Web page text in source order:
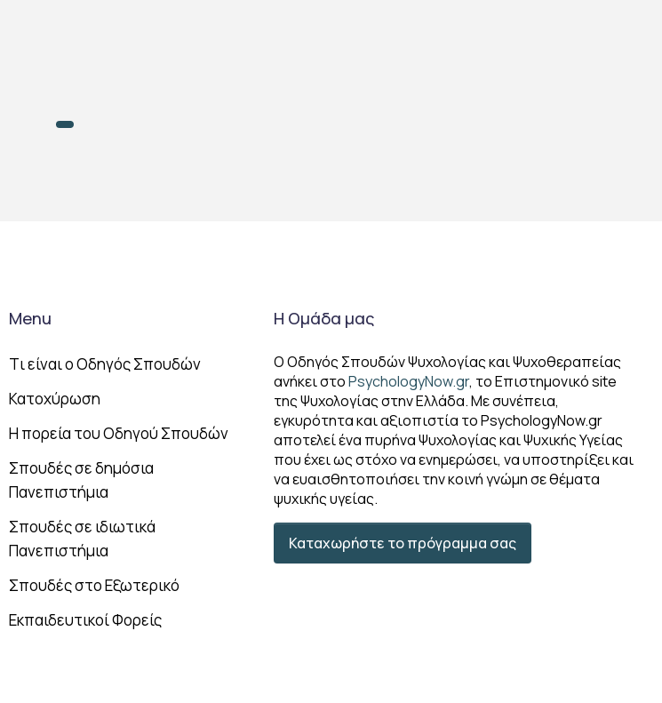
Menu
Tι είναι ο Οδηγός Σπουδών
Κατοχύρωση
Η πορεία του Οδηγού Σπουδών
Σπουδές σε δημόσια
Πανεπιστήμια
Σπουδές σε ιδιωτικά
Πανεπιστήμια
Σπουδές στο Εξωτερικό
Εκπαιδευτικοί Φορείς
Η Ομάδα μας
Ο Οδηγός Σπουδών Ψυχολογίας και Ψυχοθεραπείας
ανήκει στοPsychologyNow.gr, το Επιστημονικό site
της Ψυχολογίας στην Ελλάδα. Με συνέπεια,
εγκυρότητα και αξιοπιστία το PsychologyΝow.gr
αποτελεί ένα πυρήνα Ψυχολογίας και Ψυχικής Υγείας
που έχει ως στόχο να ενημερώσει, να υποστηρίξει και
να ευαισθητοποιήσει την κοινή γνώμη σε θέματα
ψυχικής υγείας.
Καταχωρήστε το πρόγραμμα σας